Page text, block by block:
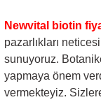
Newvital biotin
pazarlıkları
sunuyoruz.
yapmaya önem
vermekteyiz.